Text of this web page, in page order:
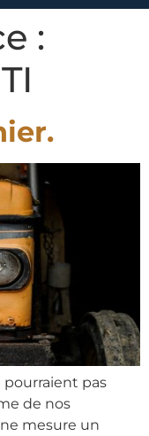
:
pourraient pas
de nos
mesure un